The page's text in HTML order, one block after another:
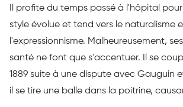
Il profite du temps passé à l'hôpital
style évolue et tend vers le naturalisme
l'expressionnisme. Malheureusement,
santé ne font que s'accentuer. Il se
1889 suite à une dispute avec Gauguin
il se tire une balle dans la poitrine,